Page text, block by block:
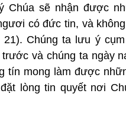
Chúa sẽ nhận được
có đức tin, và
Chúng ta lưu ý
và chúng ta ngày
tín mong làm được
lòng tin quyết nơi